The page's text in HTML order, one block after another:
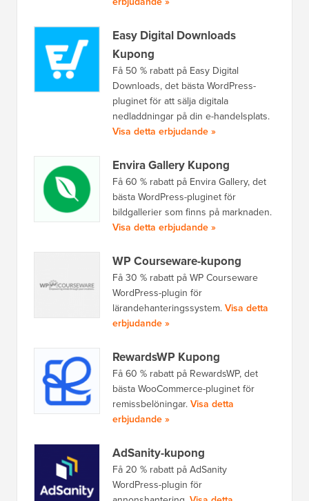
Easy Digital Downloads
Kupong
Få 50 % rabatt på Easy Digital
Downloads, det bästa WordPress-
pluginet för att sälja digitala
nedladdningar på din e-handelsplats.
Visa detta erbjudande »
Envira Gallery Kupong
Få 60 % rabatt på Envira Gallery, det
bästa WordPress-pluginet för
bildgallerier som finns på marknaden.
Visa detta erbjudande »
WP Courseware-kupong
Få 30 % rabatt på WP Courseware
WordPress-plugin för
lärandehanteringssystem.Visa detta
erbjudande »
RewardsWP Kupong
Få 60 % rabatt på RewardsWP, det
bästa WooCommerce-pluginet för
remissbelöningar.Visa detta
erbjudande »
AdSanity-kupong
Få 20 % rabatt på AdSanity
WordPress-plugin för